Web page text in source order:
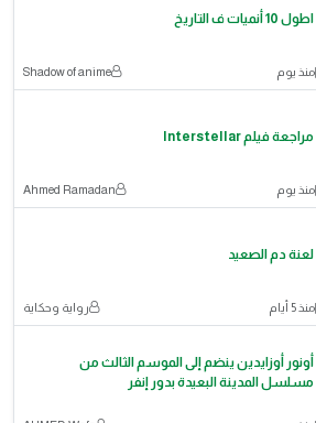
اطول 10 أنميات ف التاريخ
منذ يوم Shadow of anime
مراجعة فيلم Interstellar
منذ يوم Ahmed Ramadan
لعنة دم الصعيد
منذ 5 أيام رواية وحكاية
أونور أوزايدين ينضم إلى الموسم الثالث من
مسلسل المدينة البعيدة بدور إنفر